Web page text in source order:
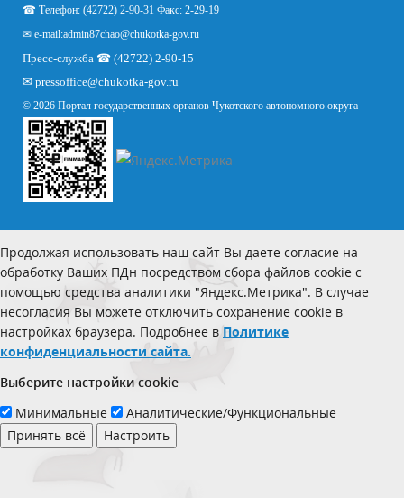
☎ Телефон: (42722) 2-90-31 Факс: 2-29-19
✉ e-mail:admin87chao@chukotka-gov.ru
Пресс-служба ☎ (42722) 2-90-15
✉ pressoffice@chukotka-gov.ru
© 2026 Портал государственных органов Чукотского автономного округа
Продолжая использовать наш сайт Вы даете согласие на
обработку Ваших ПДн посредством сбора файлов cookie с
помощью средства аналитики "Яндекс.Метрика". В случае
несогласия Вы можете отключить сохранение cookie в
настройках браузера. Подробнее в Политике
конфиденциальности сайта.
Выберите настройки cookie
Минимальные
Аналитические/Функциональные
Принять всё
Настроить